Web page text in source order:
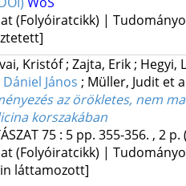
(Folyóiratcikk) |
Kristóf; Zajta, Erik ; Hegyi,
János ; Müller, Judit et
az örökletes, nem
korszakában
75: 5 pp. 355-356. , 2 p.
(Folyóiratcikk) |
láttamozott]